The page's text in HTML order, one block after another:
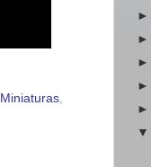
Miniaturas
►
►
►
►
►
▼